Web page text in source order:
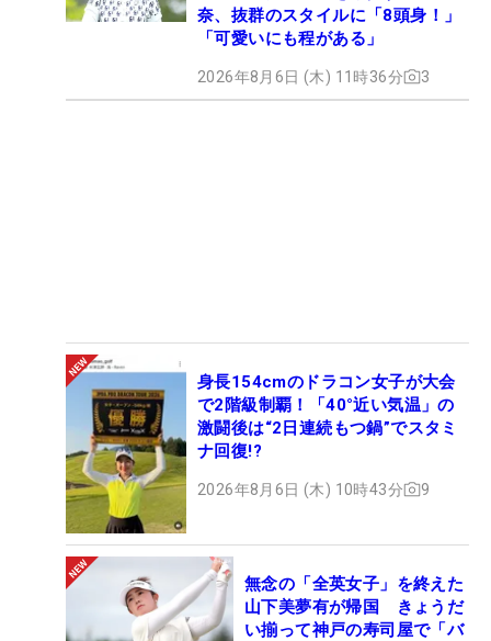
奈、抜群のスタイルに「8頭身！」
「可愛いにも程がある」
2026年8月6日 (木) 11時36分 3
身長154cmのドラコン女子が大会
で2階級制覇！「40°近い気温」の
激闘後は“2日連続もつ鍋”でスタミ
ナ回復!?
2026年8月6日 (木) 10時43分 9
無念の「全英女子」を終えた
山下美夢有が帰国 きょうだ
い揃って神戸の寿司屋で「バ